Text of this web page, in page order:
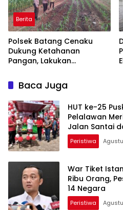
Berita
Polsek Batang Cenaku
Dukung Ketahanan
Pangan, Lakukan
Penyiraman Tanaman
Jagung Pipil di Desa Aur
Cina
Baca Juga
HUT ke-25
Pelalawan
Jalan Santai
Peristiwa
War Tiket
Ribu Orang,
14 Negara
Peristiwa